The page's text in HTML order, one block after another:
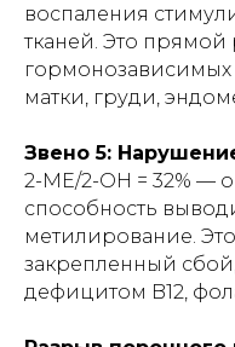
воспаления
тканей. Это прямой
матки, груди,
Звено 5:
2-МЕ/2-ОН = 32% —
способность
метилирование.
закрепленный
дефицитом B12,